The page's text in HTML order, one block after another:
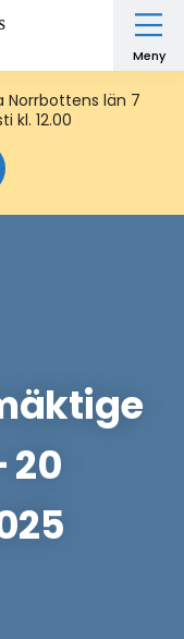
Meny
Norrbottens län 7
kl. 12.00
20